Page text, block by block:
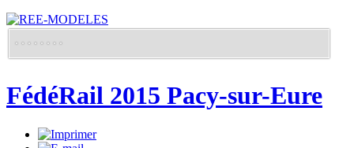
FédéRail 2015 Pacy-sur-Eure